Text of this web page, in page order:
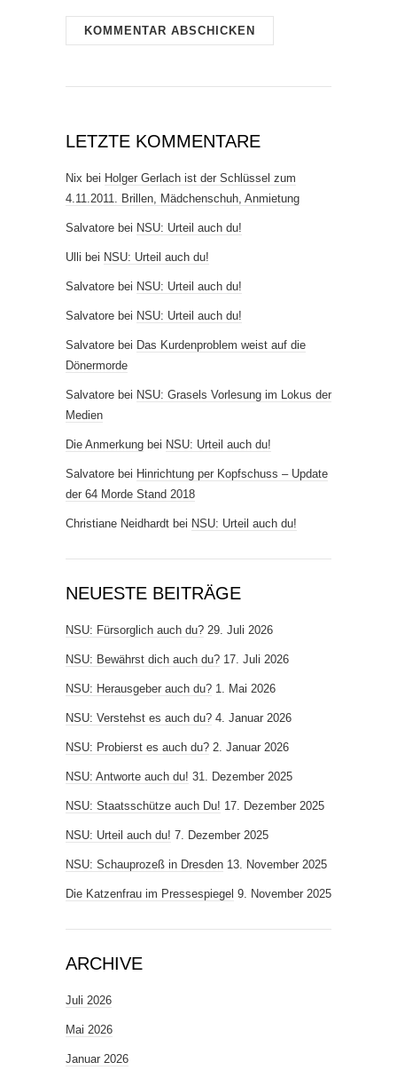
LETZTE KOMMENTARE
Nix bei Holger Gerlach ist der Schlüssel zum
4.11.2011. Brillen, Mädchenschuh, Anmietung
Salvatore bei NSU: Urteil auch du!
Ulli bei NSU: Urteil auch du!
Salvatore bei NSU: Urteil auch du!
Salvatore bei NSU: Urteil auch du!
Salvatore bei Das Kurdenproblem weist auf die
Dönermorde
Salvatore bei NSU: Grasels Vorlesung im Lokus der
Medien
Die Anmerkung bei NSU: Urteil auch du!
Salvatore bei Hinrichtung per Kopfschuss – Update
der 64 Morde Stand 2018
Christiane Neidhardt bei NSU: Urteil auch du!
NEUESTE BEITRÄGE
NSU: Fürsorglich auch du? 29. Juli 2026
NSU: Bewährst dich auch du? 17. Juli 2026
NSU: Herausgeber auch du? 1. Mai 2026
NSU: Verstehst es auch du? 4. Januar 2026
NSU: Probierst es auch du? 2. Januar 2026
NSU: Antworte auch du! 31. Dezember 2025
NSU: Staatsschütze auch Du! 17. Dezember 2025
NSU: Urteil auch du! 7. Dezember 2025
NSU: Schauprozeß in Dresden 13. November 2025
Die Katzenfrau im Pressespiegel 9. November 2025
ARCHIVE
Juli 2026
Mai 2026
Januar 2026